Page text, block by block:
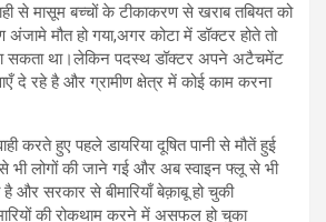
से मासूम बच्चों के टीकाकरण से खराब तबियत को
मौत हो गया,अगर कोटा में डॉक्टर होते तो
सकता था।लेकिन पदस्थ डॉक्टर अपने अटैचमेंट
दे रहे है और ग्रामीण क्षेत्र में कोई काम करना
करते हुए पहले डायरिया दूषित पानी से मौतें हुई
भी लोगों की जाने गई और अब स्वाइन फ्लू से भी
है और सरकार से बीमारियाँ बेक़ाबू हो चुकी
की रोकथाम करने में असफल हो चुका